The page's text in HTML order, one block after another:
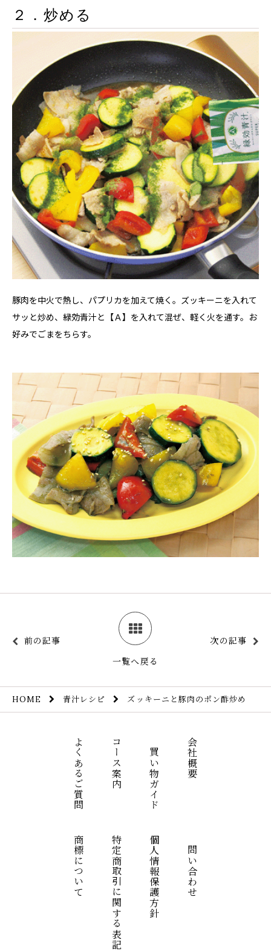
２．炒める
豚肉を中火で熱し、パプリカを加えて焼く。ズッキーニを入れて
サッと炒め、緑効青汁と【Ａ】を入れて混ぜ、軽く火を通す。お
好みでごまをちらす。
前の記事
一覧へ戻る
次の記事
HOME 青汁レシピ ズッキーニと豚肉のポン酢炒め
会社概要
お買い物ガイド
コース案内
よくあるご質問
お問い合わせ
個人情報保護方針
特定商取引に関する表記
商標について